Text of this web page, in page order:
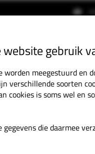
DIENSTEN
Dubbele schuifdeuren
gebruik
worden meegestuurd en
verschillende soorten
cookies is soms wel en
die daarmee